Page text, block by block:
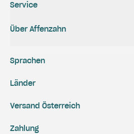
Service
Über Affenzahn
Versand Österreich
Zahlung
Sprachen
Länder